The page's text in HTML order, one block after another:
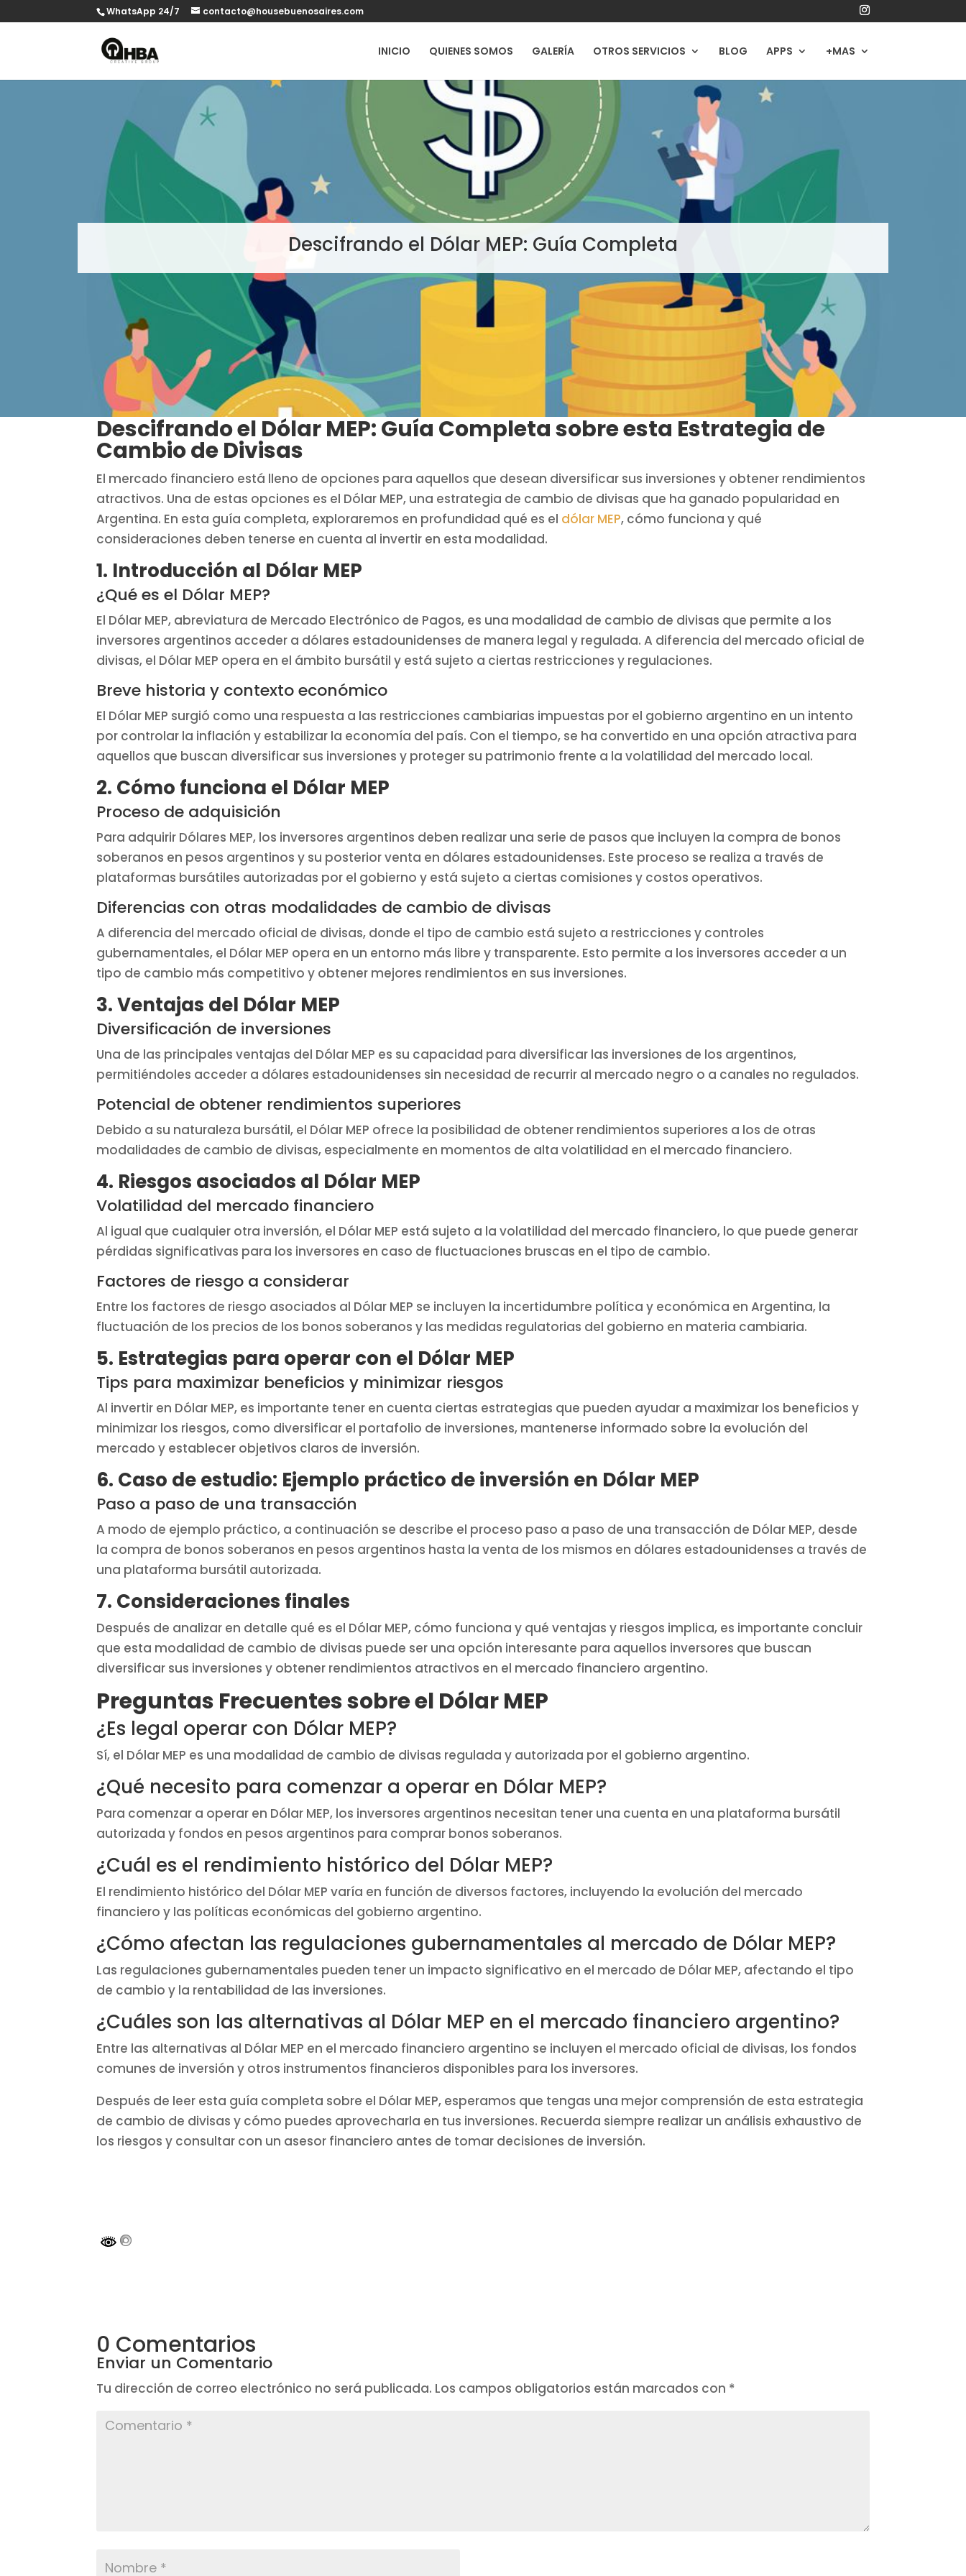
WhatsApp 24/7 contacto@housebuenosaires.com
INICIO QUIENES SOMOS GALERÍA OTROS SERVICIOS BLOG APPS +MAS
Descifrando el Dólar MEP: Guía Completa
Descifrando el Dólar MEP: Guía Completa sobre esta Estrategia de
Cambio de Divisas
El mercado financiero está lleno de opciones para aquellos que desean diversificar sus inversiones y obtener rendimientos
atractivos. Una de estas opciones es el Dólar MEP, una estrategia de cambio de divisas que ha ganado popularidad en
Argentina. En esta guía completa, exploraremos en profundidad qué es el dólar MEP, cómo funciona y qué
consideraciones deben tenerse en cuenta al invertir en esta modalidad.
1. Introducción al Dólar MEP
¿Qué es el Dólar MEP?
El Dólar MEP, abreviatura de Mercado Electrónico de Pagos, es una modalidad de cambio de divisas que permite a los
inversores argentinos acceder a dólares estadounidenses de manera legal y regulada. A diferencia del mercado oficial de
divisas, el Dólar MEP opera en el ámbito bursátil y está sujeto a ciertas restricciones y regulaciones.
Breve historia y contexto económico
El Dólar MEP surgió como una respuesta a las restricciones cambiarias impuestas por el gobierno argentino en un intento
por controlar la inflación y estabilizar la economía del país. Con el tiempo, se ha convertido en una opción atractiva para
aquellos que buscan diversificar sus inversiones y proteger su patrimonio frente a la volatilidad del mercado local.
2. Cómo funciona el Dólar MEP
Proceso de adquisición
Para adquirir Dólares MEP, los inversores argentinos deben realizar una serie de pasos que incluyen la compra de bonos
soberanos en pesos argentinos y su posterior venta en dólares estadounidenses. Este proceso se realiza a través de
plataformas bursátiles autorizadas por el gobierno y está sujeto a ciertas comisiones y costos operativos.
Diferencias con otras modalidades de cambio de divisas
A diferencia del mercado oficial de divisas, donde el tipo de cambio está sujeto a restricciones y controles
gubernamentales, el Dólar MEP opera en un entorno más libre y transparente. Esto permite a los inversores acceder a un
tipo de cambio más competitivo y obtener mejores rendimientos en sus inversiones.
3. Ventajas del Dólar MEP
Diversificación de inversiones
Una de las principales ventajas del Dólar MEP es su capacidad para diversificar las inversiones de los argentinos,
permitiéndoles acceder a dólares estadounidenses sin necesidad de recurrir al mercado negro o a canales no regulados.
Potencial de obtener rendimientos superiores
Debido a su naturaleza bursátil, el Dólar MEP ofrece la posibilidad de obtener rendimientos superiores a los de otras
modalidades de cambio de divisas, especialmente en momentos de alta volatilidad en el mercado financiero.
4. Riesgos asociados al Dólar MEP
Volatilidad del mercado financiero
Al igual que cualquier otra inversión, el Dólar MEP está sujeto a la volatilidad del mercado financiero, lo que puede generar
pérdidas significativas para los inversores en caso de fluctuaciones bruscas en el tipo de cambio.
Factores de riesgo a considerar
Entre los factores de riesgo asociados al Dólar MEP se incluyen la incertidumbre política y económica en Argentina, la
fluctuación de los precios de los bonos soberanos y las medidas regulatorias del gobierno en materia cambiaria.
5. Estrategias para operar con el Dólar MEP
Tips para maximizar beneficios y minimizar riesgos
Al invertir en Dólar MEP, es importante tener en cuenta ciertas estrategias que pueden ayudar a maximizar los beneficios y
minimizar los riesgos, como diversificar el portafolio de inversiones, mantenerse informado sobre la evolución del
mercado y establecer objetivos claros de inversión.
6. Caso de estudio: Ejemplo práctico de inversión en Dólar MEP
Paso a paso de una transacción
A modo de ejemplo práctico, a continuación se describe el proceso paso a paso de una transacción de Dólar MEP, desde
la compra de bonos soberanos en pesos argentinos hasta la venta de los mismos en dólares estadounidenses a través de
una plataforma bursátil autorizada.
7. Consideraciones finales
Después de analizar en detalle qué es el Dólar MEP, cómo funciona y qué ventajas y riesgos implica, es importante concluir
que esta modalidad de cambio de divisas puede ser una opción interesante para aquellos inversores que buscan
diversificar sus inversiones y obtener rendimientos atractivos en el mercado financiero argentino.
Preguntas Frecuentes sobre el Dólar MEP
¿Es legal operar con Dólar MEP?
Sí, el Dólar MEP es una modalidad de cambio de divisas regulada y autorizada por el gobierno argentino.
¿Qué necesito para comenzar a operar en Dólar MEP?
Para comenzar a operar en Dólar MEP, los inversores argentinos necesitan tener una cuenta en una plataforma bursátil
autorizada y fondos en pesos argentinos para comprar bonos soberanos.
¿Cuál es el rendimiento histórico del Dólar MEP?
El rendimiento histórico del Dólar MEP varía en función de diversos factores, incluyendo la evolución del mercado
financiero y las políticas económicas del gobierno argentino.
¿Cómo afectan las regulaciones gubernamentales al mercado de Dólar MEP?
Las regulaciones gubernamentales pueden tener un impacto significativo en el mercado de Dólar MEP, afectando el tipo
de cambio y la rentabilidad de las inversiones.
¿Cuáles son las alternativas al Dólar MEP en el mercado financiero argentino?
Entre las alternativas al Dólar MEP en el mercado financiero argentino se incluyen el mercado oficial de divisas, los fondos
comunes de inversión y otros instrumentos financieros disponibles para los inversores.
Después de leer esta guía completa sobre el Dólar MEP, esperamos que tengas una mejor comprensión de esta estrategia
de cambio de divisas y cómo puedes aprovecharla en tus inversiones. Recuerda siempre realizar un análisis exhaustivo de
los riesgos y consultar con un asesor financiero antes de tomar decisiones de inversión.
0 Comentarios
Enviar un Comentario
Tu dirección de correo electrónico no será publicada. Los campos obligatorios están marcados con *